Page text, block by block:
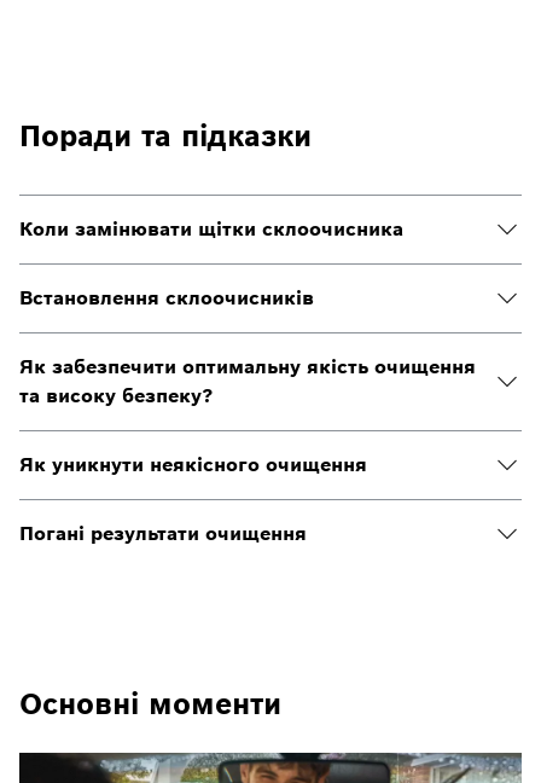
Поради та підказки
Коли замінювати щітки склоочисника
Встановлення склоочисників
Як забезпечити оптимальну якість очищення
та високу безпеку?
Як уникнути неякісного очищення
Погані результати очищення
Основні моменти